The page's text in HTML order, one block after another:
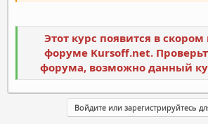
Этот курс появится в
форуме Kursoff.net.
форума, возможно данный
Войдите или зарегистрируйтесь